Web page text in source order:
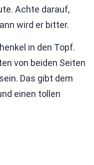
Achte darauf,
wird er bitter.
in den Topf.
von beiden Seiten
Das gibt dem
einen tollen